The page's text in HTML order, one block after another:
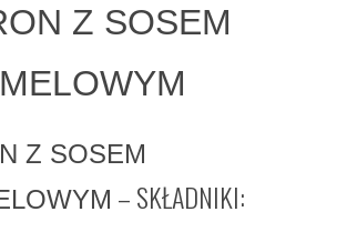
Z SOSEM
Z SOSEM
– SKŁADNIKI: